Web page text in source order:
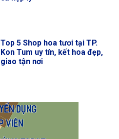
Top 5 Shop hoa tươi tại TP.
Kon Tum uy tín, kết hoa đẹp,
giao tận nơi